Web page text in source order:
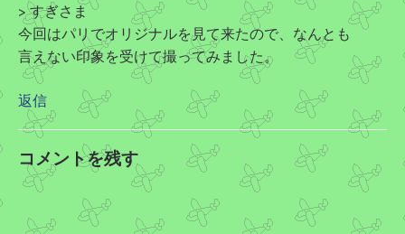
> すぎさま
今回はパリでオリジナルを見て来たので、なんとも
言えない印象を受けて撮ってみました。
返信
コメントを残す